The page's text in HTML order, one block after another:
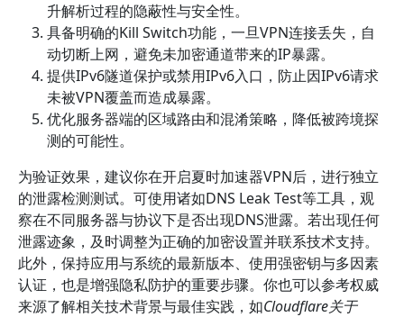
升解析过程的隐蔽性与安全性。
具备明确的Kill Switch功能，一旦VPN连接丢失，自
动切断上网，避免未加密通道带来的IP暴露。
提供IPv6隧道保护或禁用IPv6入口，防止因IPv6请求
未被VPN覆盖而造成暴露。
优化服务器端的区域路由和混淆策略，降低被跨境探
测的可能性。
为验证效果，建议你在开启夏时加速器VPN后，进行独立
的泄露检测测试。可使用诸如DNS Leak Test等工具，观
察在不同服务器与协议下是否出现DNS泄露。若出现任何
泄露迹象，及时调整为正确的加密设置并联系技术支持。
此外，保持应用与系统的最新版本、使用强密钥与多因素
认证，也是增强隐私防护的重要步骤。你也可以参考权威
来源了解相关技术背景与最佳实践，如Cloudflare关于